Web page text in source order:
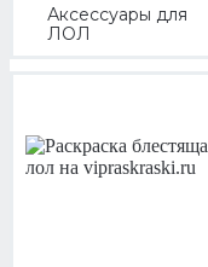
Аксессуары для
ЛОЛ